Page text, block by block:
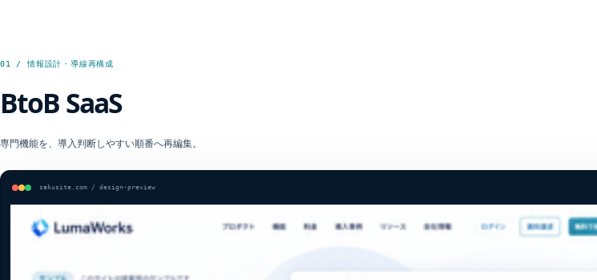
01 / 情報設計・導線再構成
BtoB SaaS
専門機能を、導入判断しやすい順番へ再編集。
sakusite.com / design-preview